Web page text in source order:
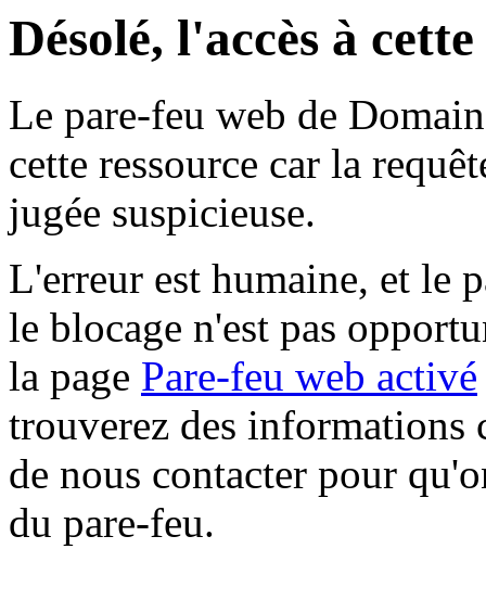
Désolé, l'accès à
Le pare-feu web de
cette ressource car la
jugée suspicieuse.
L'erreur est humaine, et le
le blocage n'est pas
la page Pare-feu web activé
trouverez des informations
de nous contacter pour
du pare-feu.